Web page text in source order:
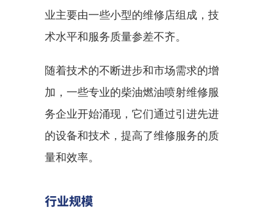
业主要由一些小型的维修店组成，技
术水平和服务质量参差不齐。
随着技术的不断进步和市场需求的增
加，一些专业的柴油燃油喷射维修服
务企业开始涌现，它们通过引进先进
的设备和技术，提高了维修服务的质
量和效率。
行业规模